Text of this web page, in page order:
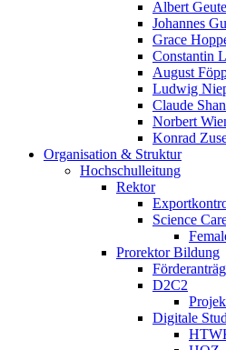
Albert
Johannes
Grace
Constantin
August
Ludwig
Claude
Norbert
Konrad
Organisation & Struktur
Hochschulleitung
Rektor
Science
Prorektor Bildung
D2C2
Digitale